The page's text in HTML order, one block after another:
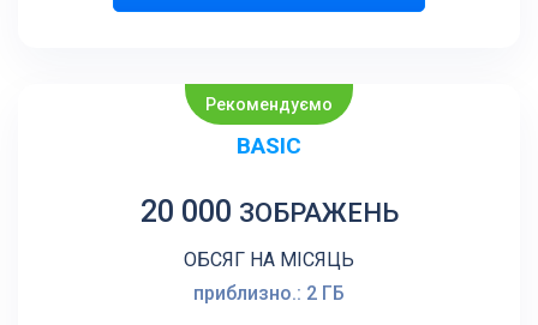
Рекомендуємо
BASIC
20 000 ЗОБРАЖЕНЬ
ОБСЯГ НА МІСЯЦЬ
приблизно.: 2 ГБ